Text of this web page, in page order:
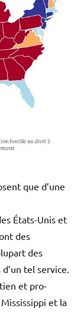
que d’une
États-Unis et
des
des
tel service.
et pro-
et la